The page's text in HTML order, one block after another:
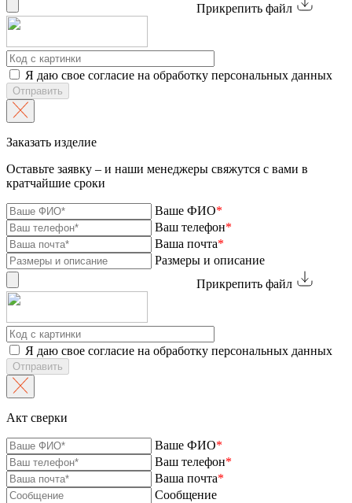
Прикрепить файл
Я даю свое согласие на обработку персональных данных
Отправить
Заказать изделие
Оставьте заявку – и наши менеджеры свяжутся с вами в
кратчайшие сроки
Ваше ФИО*
Ваш телефон*
Ваша почта*
Размеры и описание
Прикрепить файл
Я даю свое согласие на обработку персональных данных
Отправить
Акт сверки
Ваше ФИО*
Ваш телефон*
Ваша почта*
Сообщение